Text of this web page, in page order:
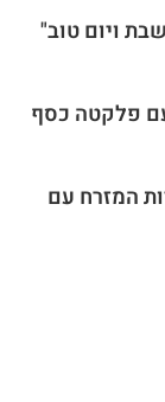
ויום טוב"
עם פלקטה כסף
המזרח עם